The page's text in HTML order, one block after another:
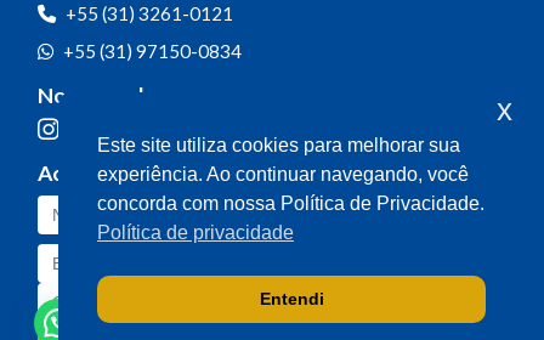
+55 (31) 3261-0121
+55 (31) 97150-0834
Nossas redes
Acompanhe o meu mandato
Este site utiliza cookies para melhorar sua
experiência. Ao continuar navegando, você
concorda com nossa Política de Privacidade.
Política de privacidade
Entendi
x